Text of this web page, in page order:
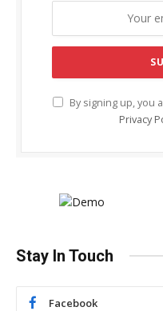
By signing up, you
Privacy
Stay In Touch
Facebook